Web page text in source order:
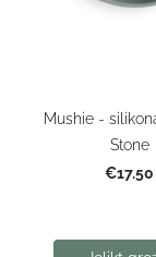
Mushie -
Stone
€17.50